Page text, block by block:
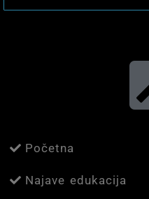
Početna
Najave edukacija